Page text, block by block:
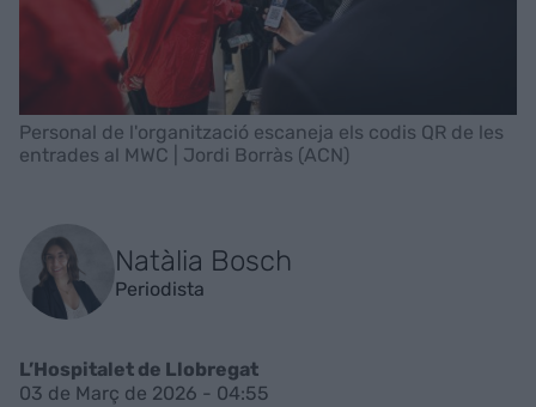
Personal de l'organització escaneja els codis QR de les
entrades al MWC | Jordi Borràs (ACN)
Natàlia Bosch
Periodista
L’Hospitalet de Llobregat
03 de Març de 2026 - 04:55